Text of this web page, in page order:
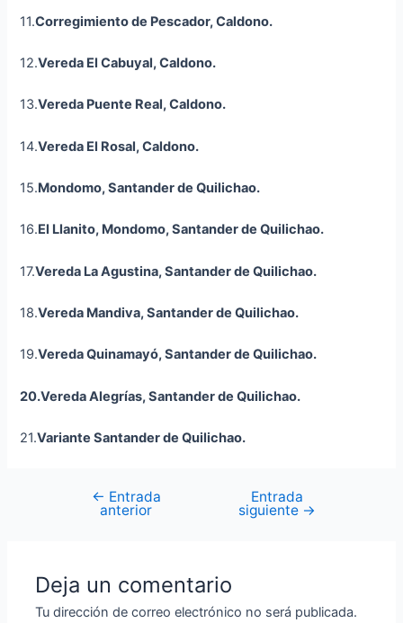
11.Corregimiento de Pescador, Caldono.
12.Vereda El Cabuyal, Caldono.
13.Vereda Puente Real, Caldono.
14.Vereda El Rosal, Caldono.
15.Mondomo, Santander de Quilichao.
16.El Llanito, Mondomo, Santander de Quilichao.
17.Vereda La Agustina, Santander de Quilichao.
18.Vereda Mandiva, Santander de Quilichao.
19.Vereda Quinamayó, Santander de Quilichao.
20.Vereda Alegrías, Santander de Quilichao.
21.Variante Santander de Quilichao.
← Entrada
anterior
Entrada
siguiente →
Deja un comentario
Tu dirección de correo electrónico no será publicada.